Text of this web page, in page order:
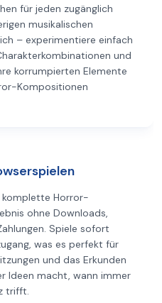
für jeden zugänglich
musikalischen
– experimentiere einfach
und
korrumpierten Elemente
Kompositionen
komplette Horror-
ohne Downloads,
Spiele sofort
was es perfekt für
und das Erkunden
Ideen macht, wann immer
trifft.